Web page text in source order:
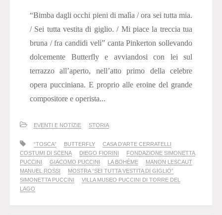
“Bimba dagli occhi pieni di malìa / ora sei tutta mia.
/ Sei tutta vestita di giglio. / Mi piace la treccia tua
bruna / fra candidi veli” canta Pinkerton sollevando
dolcemente Butterfly e avviandosi con lei sul
terrazzo all’aperto, nell’atto primo della celebre
opera pucciniana. E proprio alle eroine del grande
compositore e operista...
EVENTI E NOTIZIE STORIA
“TOSCA” BUTTERFLY
CASA D’ARTE CERRATELLI
COSTUMI DI SCENA
DIEGO FIORINI
FONDAZIONE SIMONETTA
PUCCINI
GIACOMO PUCCINI LA BOHÈME
MANON LESCAUT
MANUEL ROSSI
MOSTRA “SEI TUTTA VESTITA DI GIGLIO”
SIMONETTA PUCCINI
VILLA MUSEO PUCCINI DI TORRE DEL
LAGO